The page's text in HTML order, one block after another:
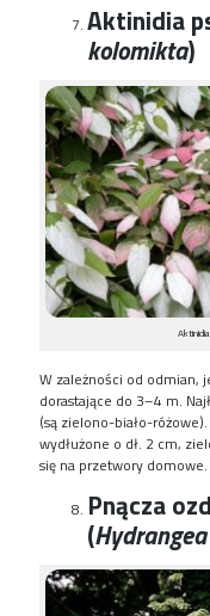
Aktinidia
kolomikta)
W zależności od odmian,
dorastające do 3–4 m.
(są zielono-biało-różowe).
wydłużone o dł. 2 cm,
się na przetwory domowe.
Pnącza
(